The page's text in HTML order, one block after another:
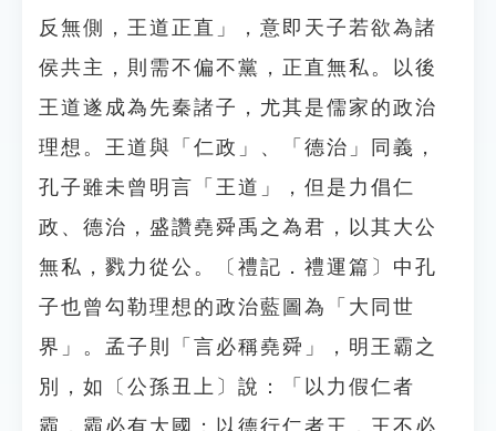
反無側，王道正直」，意即天子若欲為諸
侯共主，則需不偏不黨，正直無私。以後
王道遂成為先秦諸子，尤其是儒家的政治
理想。王道與「仁政」、「德治」同義，
孔子雖未曾明言「王道」，但是力倡仁
政、德治，盛讚堯舜禹之為君，以其大公
無私，戮力從公。〔禮記．禮運篇〕中孔
子也曾勾勒理想的政治藍圖為「大同世
界」。孟子則「言必稱堯舜」，明王霸之
別，如〔公孫丑上〕說：「以力假仁者
霸，霸必有大國；以德行仁者王，王不必